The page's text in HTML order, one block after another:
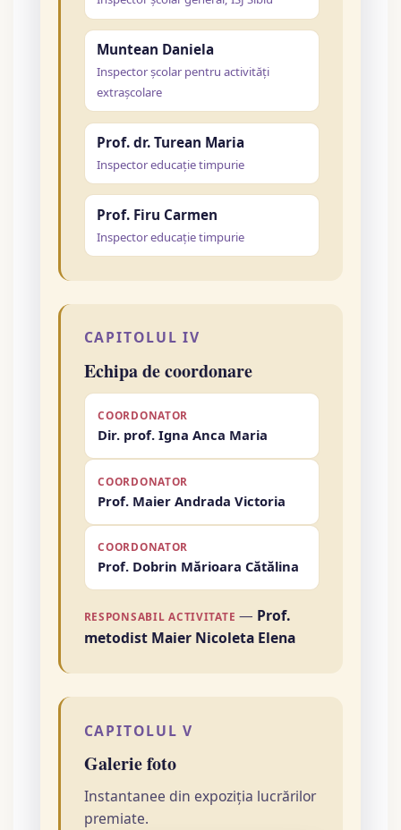
Muntean Daniela
Inspector școlar pentru activități
extrașcolare
Prof. dr. Turean Maria
Inspector educație timpurie
Prof. Firu Carmen
Inspector educație timpurie
CAPITOLUL IV
Echipa de coordonare
COORDONATOR
Dir. prof. Igna Anca Maria
COORDONATOR
Prof. Maier Andrada Victoria
COORDONATOR
Prof. Dobrin Mărioara Cătălina
RESPONSABIL ACTIVITATE — Prof.
metodist Maier Nicoleta Elena
CAPITOLUL V
Galerie foto
Instantanee din expoziția lucrărilor
premiate.